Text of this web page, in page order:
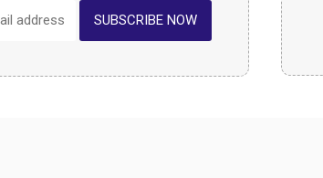
SUBSCRIBE NOW